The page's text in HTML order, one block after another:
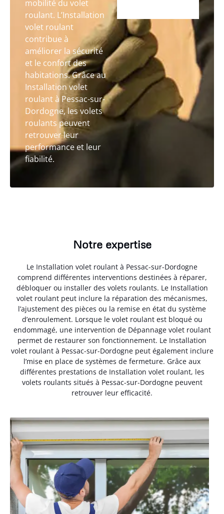
mobilité du volet
roulant. L’Installation
volet roulant
contribue à
améliorer la sécurité
et le confort des
habitations. Grâce au
Installation volet
roulant à Pessac-sur-
Dordogne, les volets
roulants peuvent
retrouver leur
performance et leur
fiabilité.
Notre expertise
Le Installation volet roulant à Pessac-sur-Dordogne
comprend différentes interventions destinées à réparer,
débloquer ou installer des volets roulants. Le Installation
volet roulant peut inclure la réparation des mécanismes,
l’ajustement des pièces ou la remise en état du système
d’enroulement. Lorsque le volet roulant est bloqué ou
endommagé, une intervention de Dépannage volet roulant
permet de restaurer son fonctionnement. Le Installation
volet roulant à Pessac-sur-Dordogne peut également inclure
l’mise en place de systèmes de fermeture. Grâce aux
différentes prestations de Installation volet roulant, les
volets roulants situés à Pessac-sur-Dordogne peuvent
retrouver leur efficacité.